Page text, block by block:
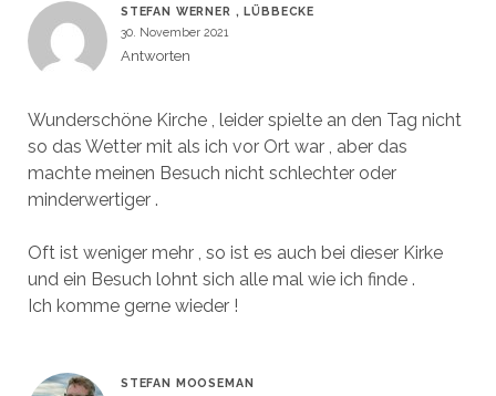
STEFAN WERNER , LÜBBECKE
30. November 2021
Antworten
Wunderschöne Kirche , leider spielte an den Tag nicht
so das Wetter mit als ich vor Ort war , aber das
machte meinen Besuch nicht schlechter oder
minderwertiger .
Oft ist weniger mehr , so ist es auch bei dieser Kirke
und ein Besuch lohnt sich alle mal wie ich finde .
Ich komme gerne wieder !
STEFAN MOOSEMAN